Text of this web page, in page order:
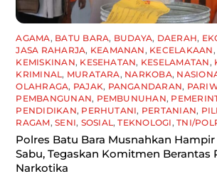
AGAMA, BATU BARA, BUDAYA, DAERAH,
JASA RAHARJA, KEAMANAN , KECELAKAAN ,
KEMISKINAN, KESEHATAN, KESELAMATAN ,
KRIMINAL , MURATARA, NARKOBA,
OLAHRAGA, PAJAK, PANGANDARAN,
PEMBANGUNAN, PEMBUNUHAN,
PENDIDIKAN, PERHUTANI, PERTANIAN,
RAGAM,SENI, SOSIAL ,TEKNOLOGI ,TNI/
Polres Batu Bara Musnahkan
Sabu, Tegaskan Komitmen Berantas
Narkotika